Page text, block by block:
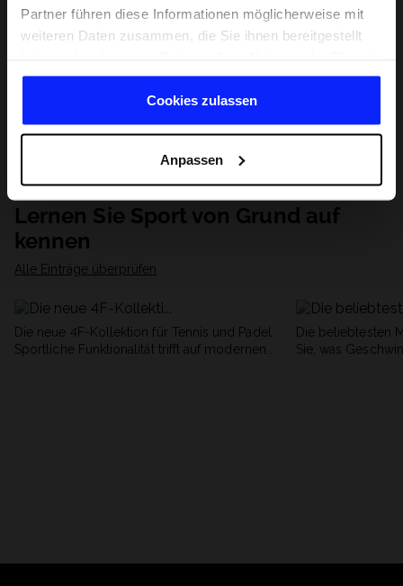
Partner führen diese Informationen möglicherweise mit
weiteren Daten zusammen, die Sie ihnen bereitgestellt
gesammelt haben.
Cookies zulassen
Anpassen
Lernen Sie Sport von Grund auf
kennen
Alle Einträge überprüfen
Die neue 4F-Kollektion für Tennis und Padel.
Sportliche Funktionalität trifft auf modernen
Die beliebtesten
Sie, was